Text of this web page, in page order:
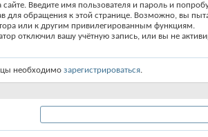
Введите имя пользователя и пароль и
для обращения к этой странице. Возможно, вы
или к другим привилегированным функциям.
отключил вашу учётную запись, или вы не
необходимо зарегистрироваться.